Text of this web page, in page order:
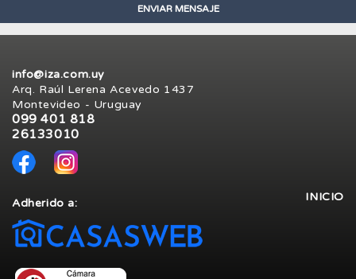
info@iza.com.uy
Arq. Raúl Lerena Acevedo 1437
Montevideo - Uruguay
099 401 818
26133010
INICIO
Adherido a: